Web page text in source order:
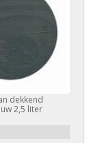
dekkend
2,5 liter